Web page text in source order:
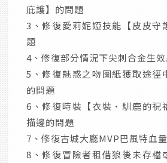
庇護】的問題
3、修復愛莉妮婭技能【皮皮守
題
4、修復部分情況下尖刺合金生
5、修復魅惑之吻圖紙獲取途徑
的問題
6、修復時裝【衣裝·馴鹿的祝
描邊的問題
7、修復古城大廳MVP巴風特血
8、修復冒險者租借狼後未存檔